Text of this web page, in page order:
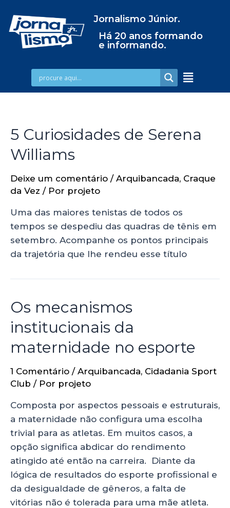
Jornalismo Júnior.
Há 20 anos formando
e informando.
5 Curiosidades de Serena
Williams
Deixe um comentário / Arquibancada, Craque
da Vez / Por projeto
Uma das maiores tenistas de todos os
tempos se despediu das quadras de tênis em
setembro. Acompanhe os pontos principais
da trajetória que lhe rendeu esse título
Os mecanismos
institucionais da
maternidade no esporte
1 Comentário / Arquibancada, Cidadania Sport
Club / Por projeto
Composta por aspectos pessoais e estruturais,
a maternidade não configura uma escolha
trivial para as atletas. Em muitos casos, a
opção significa abdicar do rendimento
atingido até então na carreira. Diante da
lógica de resultados do esporte profissional e
da desigualdade de gêneros, a falta de
vitórias não é tolerada para uma mãe atleta.